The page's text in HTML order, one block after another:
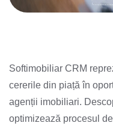
Softimobiliar CRM
cererile din piață în
agenții imobiliari.
optimizează procesul